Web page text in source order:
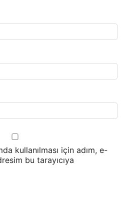
kullanılması için adım, e-
bu tarayıcıya